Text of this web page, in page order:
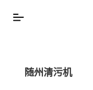
随州清污机